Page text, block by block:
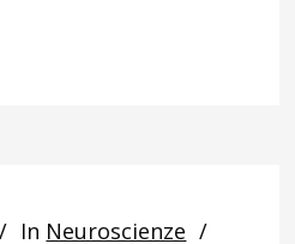
In Neuroscienze